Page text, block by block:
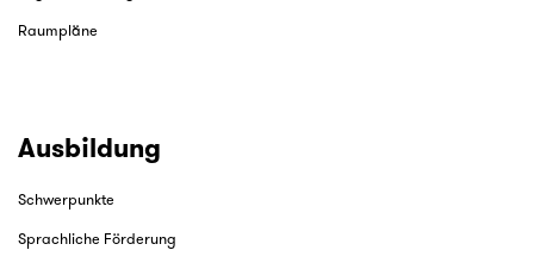
Raumpläne
Ausbildung
Schwerpunkte
Sprachliche Förderung